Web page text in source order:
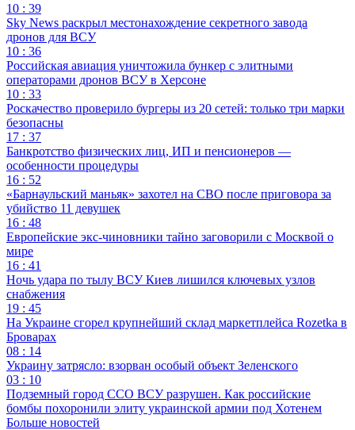
10 : 39
Sky News раскрыл местонахождение секретного завода
дронов для ВСУ
10 : 36
Российская авиация уничтожила бункер с элитными
операторами дронов ВСУ в Херсоне
10 : 33
Роскачество проверило бургеры из 20 сетей: только три марки
безопасны
17 : 37
Банкротство физических лиц, ИП и пенсионеров —
особенности процедуры
16 : 52
«Барнаульский маньяк» захотел на СВО после приговора за
убийство 11 девушек
16 : 48
Европейские экс-чиновники тайно заговорили с Москвой о
мире
16 : 41
Ночь удара по тылу ВСУ Киев лишился ключевых узлов
снабжения
19 : 45
На Украине сгорел крупнейший склад маркетплейса Rozetka в
Броварах
08 : 14
Украину затрясло: взорван особый объект Зеленского
03 : 10
Подземный город ССО ВСУ разрушен. Как российские
бомбы похоронили элиту украинской армии под Хотенем
Больше новостей